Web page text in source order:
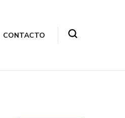
CONTACTO